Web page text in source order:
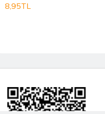
8,95TL